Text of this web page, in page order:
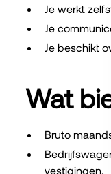
Je werkt
Je
Je beschikt
Wat
Bruto
vestigingen.